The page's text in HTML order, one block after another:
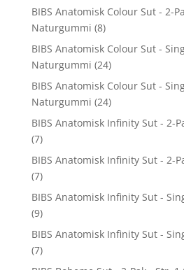
BIBS Anatomisk Colour Sut - 2-
Naturgummi (8)
BIBS Anatomisk Colour Sut -
Naturgummi (24)
BIBS Anatomisk Colour Sut -
Naturgummi (24)
BIBS Anatomisk Infinity Sut - 2-
(7)
BIBS Anatomisk Infinity Sut - 2-
(7)
BIBS Anatomisk Infinity Sut -
(9)
BIBS Anatomisk Infinity Sut -
(7)